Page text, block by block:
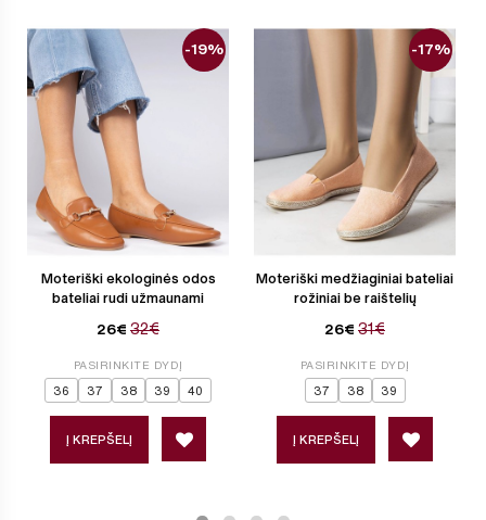
Moteriški ekologinės odos
bateliai rudi užmaunami
26€ 32€
-19%
PASIRINKITE DYDĮ
36 37 38 39 40
Į KREPŠELĮ
Moteriški medžiaginiai bateliai
rožiniai be raištelių
26€ 31€
-17%
PASIRINKITE DYDĮ
37 38 39
Į KREPŠELĮ